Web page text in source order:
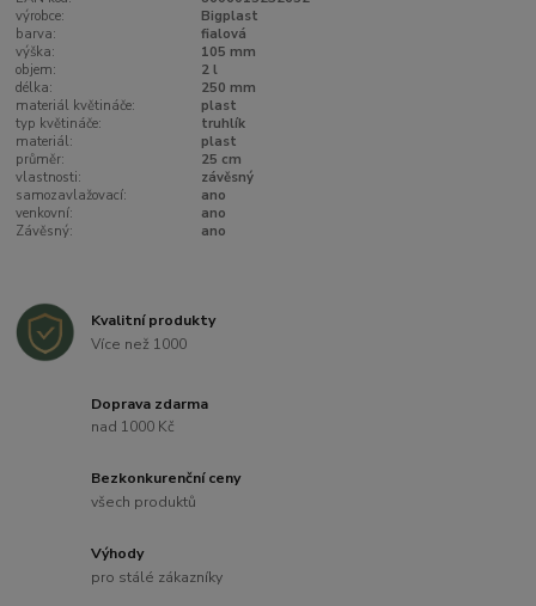
výrobce:
Bigplast
barva:
fialová
výška:
105 mm
objem:
2 l
délka:
250 mm
materiál květináče:
plast
typ květináče:
truhlík
materiál:
plast
průměr:
25 cm
vlastnosti:
závěsný
samozavlažovací:
ano
venkovní:
ano
Závěsný:
ano
Kvalitní produkty
Více než 1000
Doprava zdarma
nad 1000 Kč
Bezkonkurenční ceny
všech produktů
Výhody
pro stálé zákazníky